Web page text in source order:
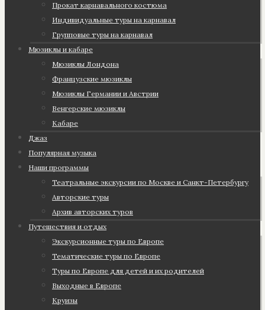
Прокат карнавального костюма
Индивидуальные туры на карнавал
Групповые туры на карнавал
Мюзиклы и кабаре
Мюзиклы Лондона
Французские мюзиклы
Мюзиклы Германии и Австрии
Венгерские мюзиклы
Кабаре
Джаз
Популярная музыка
Наши программы
Театральные экскурсии по Москве и Санкт-Петербургу
Авторские туры
Архив авторских туров
Путешествия и отдых
Экскурсионные туры по Европе
Тематические туры по Европе
Туры по Европе для детей и их родителей
Выходные в Европе
Круизы